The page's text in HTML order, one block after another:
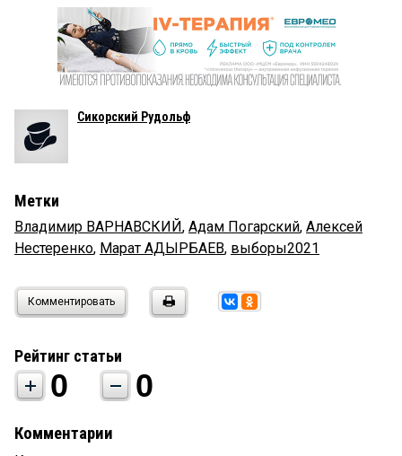
Сикорский Рудольф
Метки
Владимир ВАРНАВСКИЙ, Адам Погарский, Алексей
Нестеренко, Марат АДЫРБАЕВ, выборы2021
Комментировать
Рейтинг статьи
0 0
Комментарии